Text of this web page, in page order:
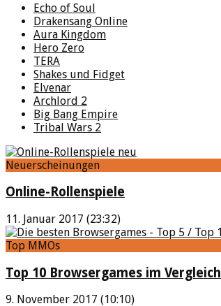
Echo of Soul
Drakensang Online
Aura Kingdom
Hero Zero
TERA
Shakes und Fidget
Elvenar
Archlord 2
Big Bang Empire
Tribal Wars 2
Neuerscheinungen
Online-Rollenspiele
11. Januar 2017 (23:32)
Top MMOs
Top 10 Browsergames im Vergleich
9. November 2017 (10:10)